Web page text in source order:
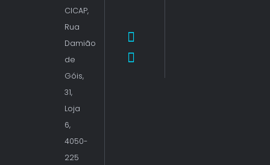
CICAP,
Rua
Damião
de
Góis,
31,
Loja
6,
4050-
225